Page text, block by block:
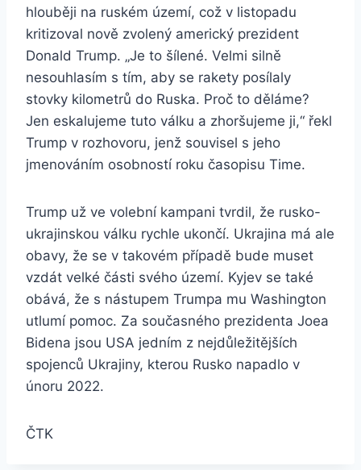
hlouběji na ruském území, což v listopadu
kritizoval nově zvolený americký prezident
Donald Trump. „Je to šílené. Velmi silně
nesouhlasím s tím, aby se rakety posílaly
stovky kilometrů do Ruska. Proč to děláme?
Jen eskalujeme tuto válku a zhoršujeme ji,“ řekl
Trump v rozhovoru, jenž souvisel s jeho
jmenováním osobností roku časopisu Time.
Trump už ve volební kampani tvrdil, že rusko-
ukrajinskou válku rychle ukončí. Ukrajina má ale
obavy, že se v takovém případě bude muset
vzdát velké části svého území. Kyjev se také
obává, že s nástupem Trumpa mu Washington
utlumí pomoc. Za současného prezidenta Joea
Bidena jsou USA jedním z nejdůležitějších
spojenců Ukrajiny, kterou Rusko napadlo v
únoru 2022.
ČTK